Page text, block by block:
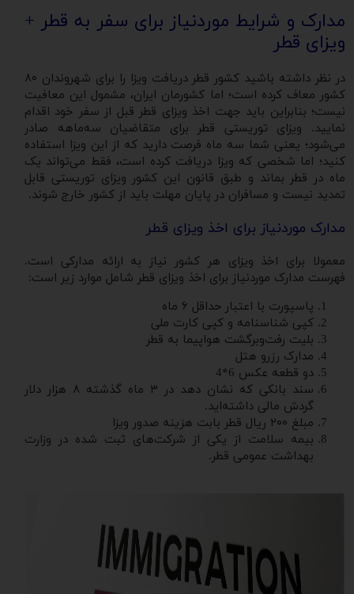
مدارک و شرایط موردنیاز برای سفر به قطر +
ویزای قطر
در نظر داشته باشید کشور قطر دریافت ویزا را برای شهروندان ۸۰
کشور معاف کرده است؛ اما کشورمان ایران، مشمول این معافیت
نیست؛ بنابراین باید جهت اخذ ویزای قطر قبل از سفر خود اقدام
نمایید. ویزای توریستی قطر برای متقاضیان سه‌ماهه صادر
می‌شود؛ یعنی شما سه ماه فرصت دارید که از این ویزا استفاده
کنید؛ اما شخصی که ویزا دریافت کرده است، فقط می‌تواند یک
ماه در قطر بماند و طبق قانون این کشور ویزای توریستی قابل
‌تمدید نیست و مسافران در پایان مهلت باید از کشور خارج شوند.
مدارک موردنیاز برای اخذ ویزای قطر
معمولا برای اخذ ویزای هر کشور نیاز به ارائه مدارکی است.
فهرست مدارک موردنیاز برای اخذ ویزای قطر شامل موارد زیر است:
پاسپورت با اعتبار حداقل ۶ ماه
کپی شناسنامه و کپی کارت ملی
بلیت رفت‌وبرگشت هواپیما به قطر
مدارک رزرو هتل
دو قطعه عکس 6*4
سند بانکی که نشان دهد در ۳ ماه گذشته ۸ هزار دلار
گردش مالی داشته‌اید.
مبلغ ۲۰۰ ریال قطر بابت هزینه صدور ویزا
بیمه سلامت از یکی از شرکت‌های ثبت شده در وزارت
بهداشت عمومی قطر.